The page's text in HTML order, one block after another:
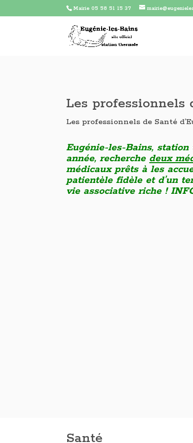
Mairie 05 58 51 15 37
Les professionnels
Les professionnels de Santé
Eugénie-les-Bains,
année, recherche deux
médicaux prêts à les
patientèle fidèle et d’un
vie associative riche !
Santé